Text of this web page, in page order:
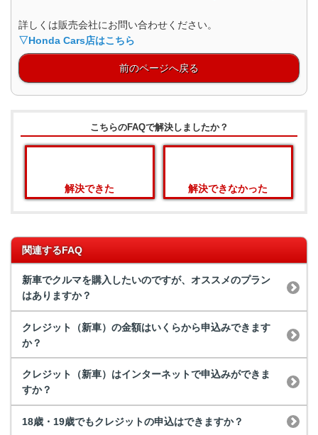
詳しくは販売会社にお問い合わせください。
▽Honda Cars店はこちら
前のページへ戻る
こちらのFAQで解決しましたか？
解決できた 解決できなかった
関連するFAQ
新車でクルマを購入したいのですが、オススメのプラン
はありますか？
クレジット（新車）の金額はいくらから申込みできます
か？
クレジット（新車）はインターネットで申込みができま
すか？
18歳・19歳でもクレジットの申込はできますか？